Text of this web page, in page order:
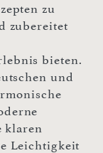
zu
zubereitet
bieten.
und
klaren
Leichtigkeit